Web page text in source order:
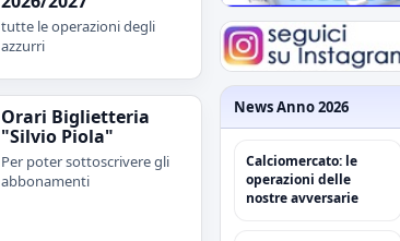
tutte le operazioni degli
azzurri
Orari Biglietteria
"Silvio Piola"
Per poter sottoscrivere gli
abbonamenti
News Anno 2026
Calciomercato: le
operazioni delle
nostre avversarie